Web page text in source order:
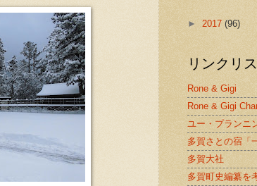
► 2017 (96)
リンクリ
Rone & Gigi
Rone & Gigi
ユー・プランニ
多賀さとの宿「
多賀大社
多賀町史編纂を